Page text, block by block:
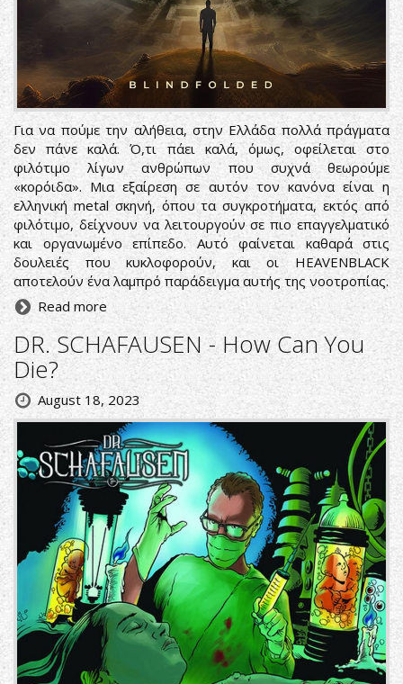
Για να πούμε την αλήθεια, στην Ελλάδα πολλά πράγματα
δεν πάνε καλά. Ό,τι πάει καλά, όμως, οφείλεται στο
φιλότιμο λίγων ανθρώπων που συχνά θεωρούμε
«κορόιδα». Μια εξαίρεση σε αυτόν τον κανόνα είναι η
ελληνική metal σκηνή, όπου τα συγκροτήματα, εκτός από
φιλότιμο, δείχνουν να λειτουργούν σε πιο επαγγελματικό
και οργανωμένο επίπεδο. Αυτό φαίνεται καθαρά στις
δουλειές που κυκλοφορούν, και οι HEAVENBLACK
αποτελούν ένα λαμπρό παράδειγμα αυτής της νοοτροπίας.
Read more
DR. SCHAFAUSEN - How Can You
Die?
August 18, 2023